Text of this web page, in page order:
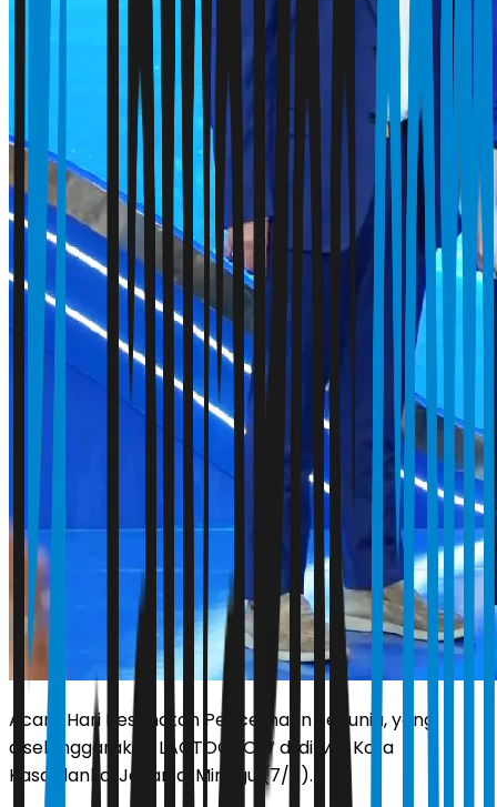
Acara Hari Kesehatan Pencernaan Sedunia, yang
diselenggarakan LACTOGROW di di Mal Kota
Kasablanka, Jakarta, Minggu (7/6).